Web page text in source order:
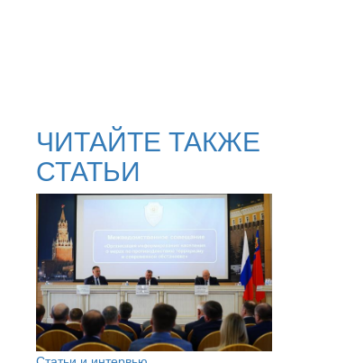
ЧИТАЙТЕ ТАКЖЕ
СТАТЬИ